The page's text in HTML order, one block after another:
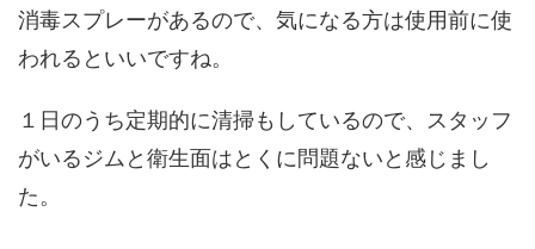
消毒スプレーがあるので、気になる方は使用前に使
われるといいですね。
１日のうち定期的に清掃もしているので、スタッフ
がいるジムと衛生面はとくに問題ないと感じまし
た。